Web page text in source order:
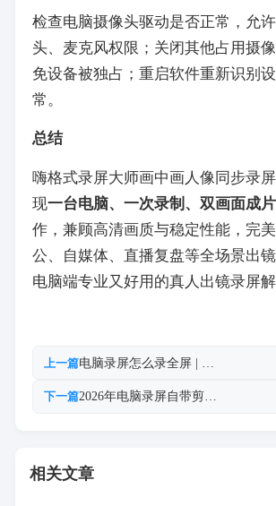
检查电脑摄像头驱动是否正常，允
头、麦克风权限；关闭其他占用摄
免设备被独占；重启软件重新识别
常。
总结
嗨格式录屏大师画中画人像同步录
现一台电脑、一次录制、双画面成片
作，兼顾高清画质与稳定性能，完
公、自媒体、直播复盘等全场景出
电脑端专业又好用的真人出镜录屏解
上一篇电脑录屏怎么录全屏 | …
下一篇2026年电脑录屏自带剪…
相关文章